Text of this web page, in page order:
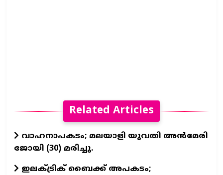
Related Articles
വാഹനാപകടം; മലയാളി യുവതി അന്‍മേരി
ജോയി (30) മരിച്ചു.
ഇലക്ട്രിക് ബൈക്ക് അപകടം;